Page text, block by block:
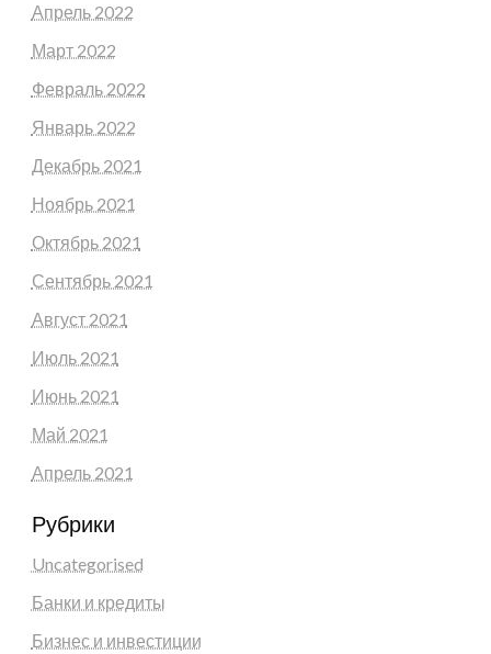
Апрель 2022
Март 2022
Февраль 2022
Январь 2022
Декабрь 2021
Ноябрь 2021
Октябрь 2021
Сентябрь 2021
Август 2021
Июль 2021
Июнь 2021
Май 2021
Апрель 2021
Рубрики
Uncategorised
Банки и кредиты
Бизнес и инвестиции